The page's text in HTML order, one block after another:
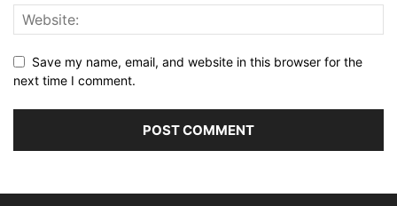
Save my name, email, and website in this browser for the
next time I comment.